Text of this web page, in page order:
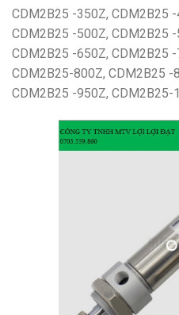
CDM2B25 -350Z, CDM2B25
CDM2B25 -500Z, CDM2B25
CDM2B25 -650Z, CDM2B25
CDM2B25-800Z, CDM2B25 -
CDM2B25 -950Z, CDM2B25-